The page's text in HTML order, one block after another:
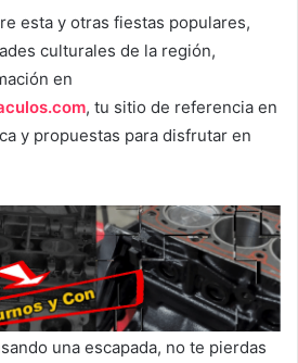
esta y otras fiestas populares,
culturales de la región,
en
, tu sitio de referencia en
y propuestas para disfrutar en
una escapada, no te pierdas